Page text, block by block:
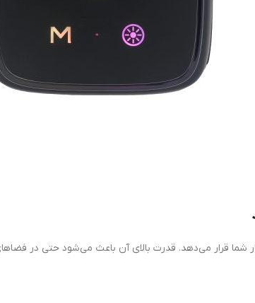
شما قرار می‌دهد. قدرت بالای آن باعث می‌شود حتی در